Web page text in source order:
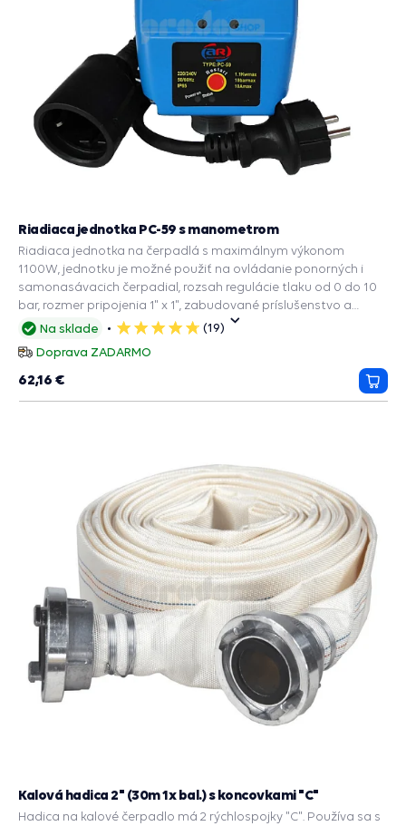
Na sklade
5
hviezdičiek
(19)
Doprava ZADARMO
Riadiaca jednotka PC-59 s manometrom
Riadiaca jednotka na čerpadlá s maximálnym výkonom
1100W, jednotku je možné použiť na ovládanie ponorných i
samonasávacich čerpadial, rozsah regulácie tlaku od 0 do 10
bar, rozmer pripojenia 1" x 1", zabudované príslušenstvo a
ochranné funkcie: PRESS CONTROL na čerpadlá, Manometer,
62,16 €
do
Kalová hadica 2" (30m 1x bal.) s koncovkami "C"
Hadica na kalové čerpadlo má 2 rýchlospojky "C". Používa sa s